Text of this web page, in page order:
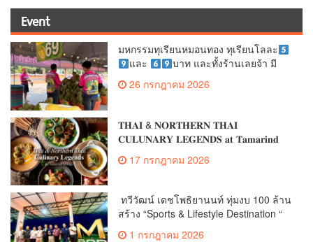
Event
มหกรรมทุเรียนหมอนทอง ทุเรียนโลละ
และ
บาท และทั้งร้านเลยจ้า มี
มากกว่า 40 ตัน 2 ราคานี้เท่านั้น
26 กรกฎาคม 2026
𝐓𝐇𝐀𝚰 & 𝐍𝐎𝐑𝐓𝐇𝐄𝐑𝐍 𝐓𝐇𝐀𝚰
𝐂𝐔𝐋𝐔𝐍𝐀𝐑𝐘 𝐋𝐄𝐆𝐄𝐍𝐃𝐒 𝐚𝐭 𝐓𝐚𝐦𝐚𝐫𝐢𝐧𝐝
17 กรกฎาคม 2026
ทวีวัฒน์ เดชโพธิยานนท์ ทุ่มงบ 100 ล้าน
สร้าง “Sports & Lifestyle Destination “
1 กรกฎาคม 2026